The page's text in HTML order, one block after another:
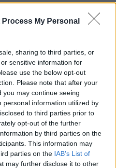
Process My Personal
sharing to third parties, or
sensitive information for
use the below opt-out
Please note that after your
may continue seeing
personal information utilized by
to third parties prior to
opt-out of the further
by third parties on the
This information may
parties on the IAB’s List of
may further disclose it to other
y llega a
pandemia